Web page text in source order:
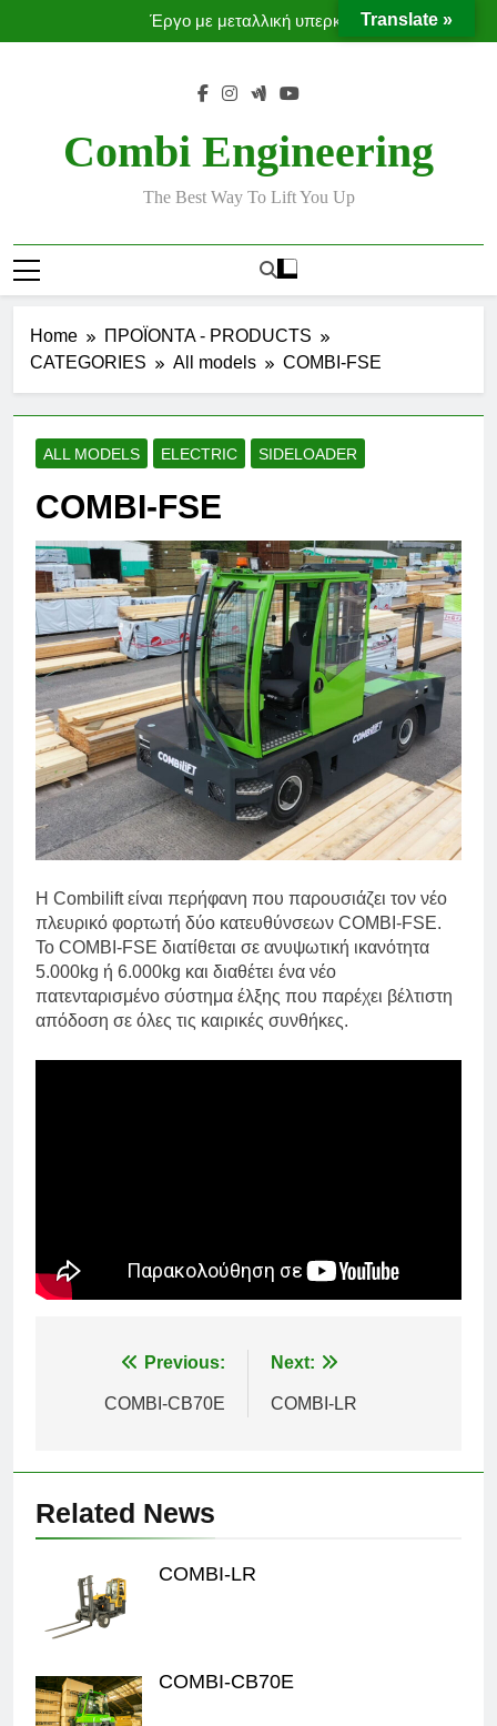
to
Έργο με μεταλλική υπερκατασκευή
Moffett Taxi
Ταινίες μεταφοράς προϊόντων χωρίς χρήση κλαρκ
Έργο με μεταλλική υπερκατασκευή
Combi Engineering
The Best Way To Lift You Up
Home
ΠΡΟΪΟΝΤΑ - PRODUCTS
CATEGORIES
All models COMBI-FSE
ALL MODELS ELECTRIC SIDELOADER
COMBI-FSE
Η Combilift είναι περήφανη που παρουσιάζει τον νέο
πλευρικό φορτωτή δύο κατευθύνσεων COMBI-FSE.
Το COMBI-FSE διατίθεται σε ανυψωτική ικανότητα
5.000kg ή 6.000kg και διαθέτει ένα νέο
πατενταρισμένο σύστημα έλξης που παρέχει βέλτιστη
απόδοση σε όλες τις καιρικές συνθήκες.
Πλοήγηση
άρθρων
Previous:
COMBI-CB70E
Next:
COMBI-LR
Related News
COMBI-LR
COMBI-CB70E
Translate »